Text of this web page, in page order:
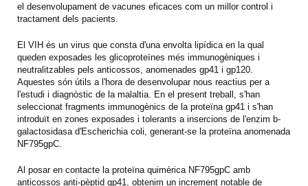
el desenvolupament de vacunes eficaces com un millor control i
tractament dels pacients.
El VIH és un virus que consta d'una envolta lipídica en la qual
queden exposades les glicoproteïnes més immunogèniques i
neutralitzables pels anticossos, anomenades gp41 i gp120.
Aquestes són útils a l'hora de desenvolupar nous reactius per a
l'estudi i diagnòstic de la malaltia. En el present treball, s'han
seleccionat fragments immunogènics de la proteïna gp41 i s'han
introduït en zones exposades i tolerants a insercions de l'enzim b-
galactosidasa d'Escherichia coli, generant-se la proteïna anomenada
NF795gpC.
Al posar en contacte la proteïna quimèrica NF795gpC amb
anticossos anti-pèptid gp41, obtenim un increment notable de